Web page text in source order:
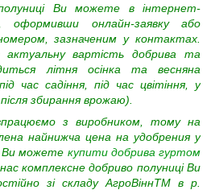
Ви можете в інтернет-
оформивши онлайн-заявку або
зазначеним у контактах.
актуальну вартість добрива та
літня осінка та весняна
час садіння, під час цвітіння, у
збирання врожаю).
з виробником, тому на
найнижча цена на удобрения у
Ви можете купити добрива гуртом
комплексне добриво полуниці Ви
зі складу АгроВіннTM в р.